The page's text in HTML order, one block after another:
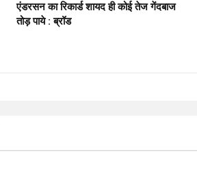
एंडरसन का रिकार्ड शायद ही कोई तेज गेंदबाज
तोड़ पाये : ब्रॉड